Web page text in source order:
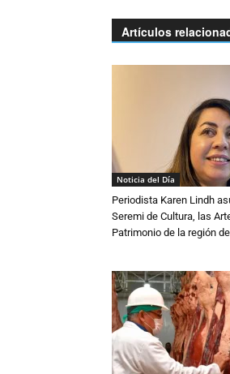
Artículos
Noticia del Día
Periodista Karen Lindh
Seremi de Cultura, las
Patrimonio de la región